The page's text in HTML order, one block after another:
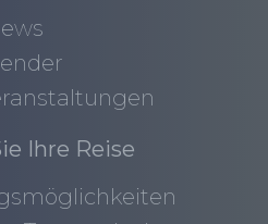
Ihre Reise